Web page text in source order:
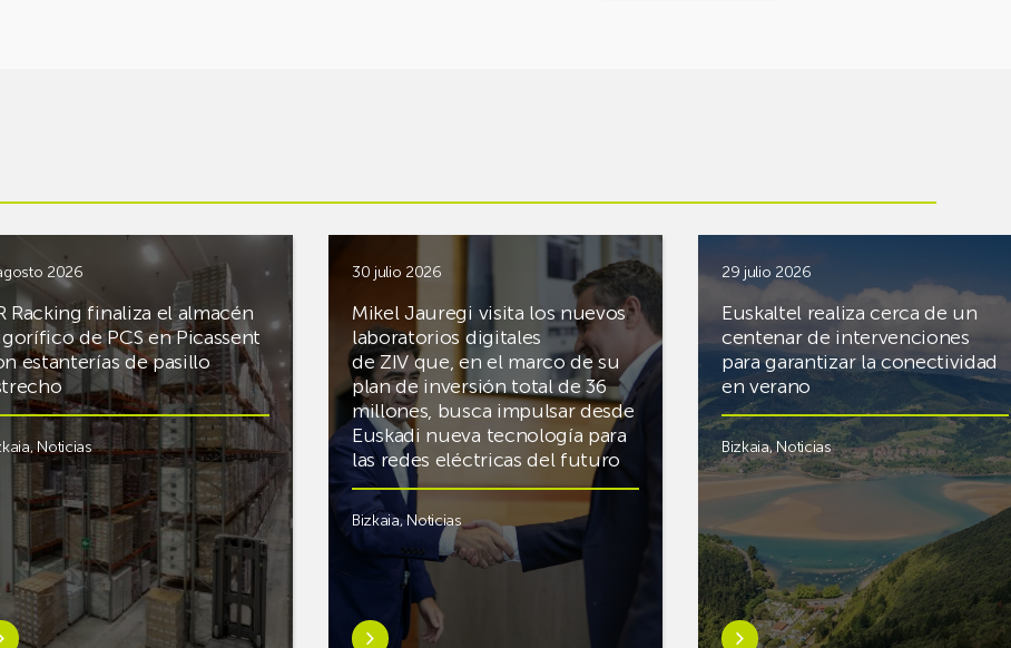
2026
Racking finaliza el almacén
de PCS en Picassent
estanterías de pasillo
,Noticias
30 julio 2026
Mikel Jauregi visita los nuevos
laboratorios digitales
de ZIV que, en el marco de su
plan de inversión total de 36
millones, busca impulsar desde
Euskadi nueva tecnología para
las redes eléctricas del futuro
Bizkaia,Noticias
Saber
29 julio 2026
Euskaltel realiza cerca de un
centenar de intervenciones
para garantizar la conectividad
en verano
Bizkaia,Noticias
Saber